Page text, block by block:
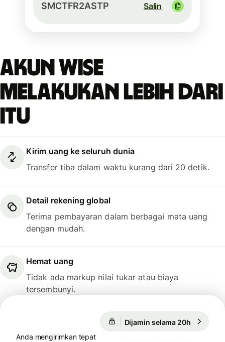
SMCTFR2ASTP Salin
Akun Wise
melakukan lebih dari
itu
Kirim uang ke seluruh dunia
Transfer tiba dalam waktu kurang dari 20 detik.
Detail rekening global
Terima pembayaran dalam berbagai mata uang
dengan mudah.
Hemat uang
Tidak ada markup nilai tukar atau biaya
tersembunyi.
Dijamin selama 20h
Anda mengirimkan tepat